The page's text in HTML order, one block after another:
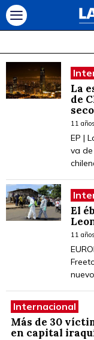
La
de
11
EP |
va
El
11
Internacional
Más de 30
en capital